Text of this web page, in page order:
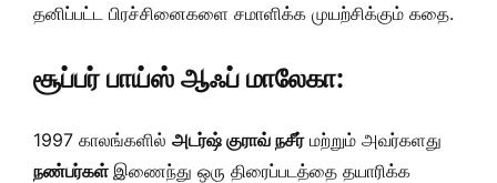
தனிப்பட்ட பிரச்சினைகளை சமாளிக்க முயற்சிக்கும் கதை.
சூப்பர் பாய்ஸ் ஆஃப் மாலேகா:
1997 காலங்களில் அடர்ஷ் குராவ் நசீர்மற்றும் அவர்களது
நண்பர்கள் இணைந்து ஒரு திரைப்படத்தை தயாரிக்க